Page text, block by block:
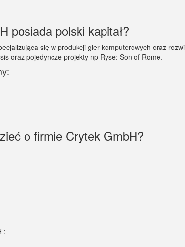
posiada polski kapitał?
się w produkcji gier komputerowych oraz
oraz pojedyncze projekty np Ryse: Son of Rome.
o firmie Crytek GmbH?
: